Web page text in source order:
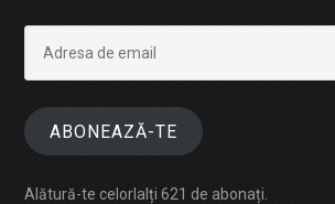
email
ABONEAZĂ-TE
Alătură-te celorlalți 621 de abonați.